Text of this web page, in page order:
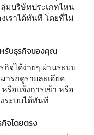
ลุ่มบริษัทประเภทไหน
เราได้ทันที โดยที่ไม่
หรับธุรกิจของคุณ
จได้ง่ายๆ ผ่านระบบ
ารถดูรายละเอียด
รือแจ้งการเข้า หรือ
ระบบได้ทันที
จโดยตรง